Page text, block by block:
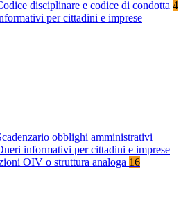
disciplinare e codice di condotta 4
per cittadini e imprese
obblighi amministrativi
informativi per cittadini e imprese
OIV o struttura analoga 16